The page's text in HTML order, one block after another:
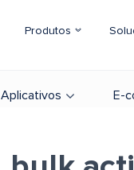
Produtos
Aplicativos E-